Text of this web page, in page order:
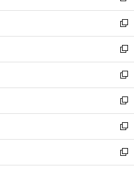
開
く
ウ
で
開
く
ン
ド
ウ
で
開
く
ウ
ィ
ン
ド
ウ
で
開
く
し
い
ウ
ィ
ン
ド
ウ
で
開
く
新
し
い
ウ
ィ
ン
ド
ウ
で
開
く
新
し
い
ウ
ィ
ン
ド
ウ
で
開
新
し
い
ウ
ィ
ン
ド
ウ
新
し
い
ウ
ィ
ン
新
し
い
ウ
新
し